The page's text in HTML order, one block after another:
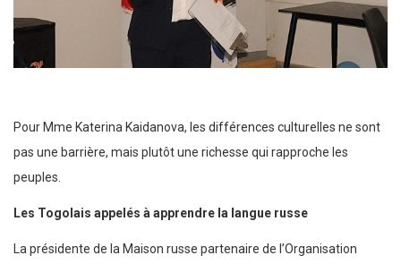
Pour Mme Katerina Kaidanova, les différences culturelles ne sont
pas une barrière, mais plutôt une richesse qui rapproche les
peuples.
Les Togolais appelés à apprendre la langue russe
La présidente de la Maison russe partenaire de l’Organisation